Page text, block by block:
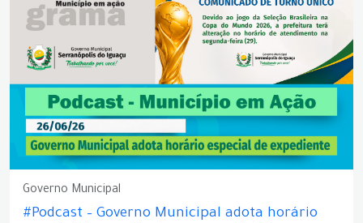
Governo Municipal
#Podcast – Governo Municipal adota horário